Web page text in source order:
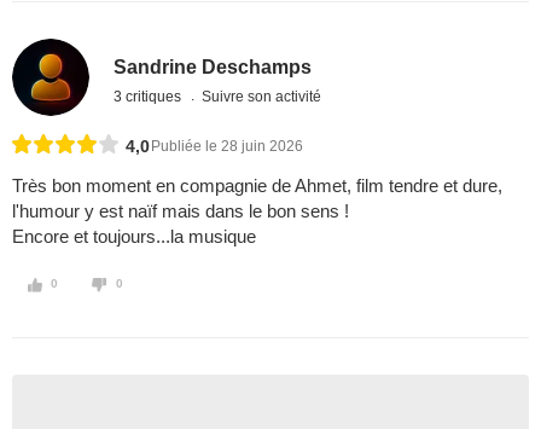
Sandrine Deschamps
3 critiques Suivre son activité
4,0 Publiée le 28 juin 2026
Très bon moment en compagnie de Ahmet, film tendre et dure,
l'humour y est naïf mais dans le bon sens !
Encore et toujours...la musique
0 0